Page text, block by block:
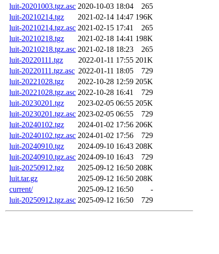
luit-20201003.tgz.asc 2020-10-03 18:04
265
luit-20210214.tgz
2021-02-14 14:47 196K
luit-20210214.tgz.asc 2021-02-15 17:41
265
luit-20210218.tgz
2021-02-18 14:41 198K
luit-20210218.tgz.asc 2021-02-18 18:23
265
luit-20220111.tgz
2022-01-11 17:55 201K
luit-20220111.tgz.asc 2022-01-11 18:05
729
luit-20221028.tgz
2022-10-28 12:59 205K
luit-20221028.tgz.asc 2022-10-28 16:41
729
luit-20230201.tgz
2023-02-05 06:55 205K
luit-20230201.tgz.asc 2023-02-05 06:55
729
luit-20240102.tgz
2024-01-02 17:56 206K
luit-20240102.tgz.asc 2024-01-02 17:56
729
luit-20240910.tgz
2024-09-10 16:43 208K
luit-20240910.tgz.asc 2024-09-10 16:43
729
luit-20250912.tgz
2025-09-12 16:50 208K
luit.tar.gz
2025-09-12 16:50 208K
current/
2025-09-12 16:50
-
luit-20250912.tgz.asc 2025-09-12 16:50 729